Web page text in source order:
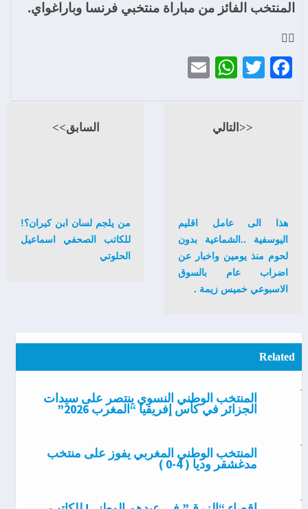
المنتخب الفائز من مباراة منتخبي فرنسا وباراغواي.
Facebook
Twitter
WhatsApp
السابق>>
من يلجم لسان ابن كيران؟!
للكاتب الصحفي اسماعيل
الحلوتي
<<التالي
هذا الى عامل اقليم
اليوسفية ..الشماعية بدون
لحوم منذ يومين واخبار عن
اضراب عام بالسوق
الاسبوعي خميس زيمة .
Related
المنتخب الوطني النسوي ينتصر على سيدات
الجزائر في كأس إفريقيا “المغرب 2026”
المنتخب الوطني المغربي يفوز على منتخب
مدغشقر وديا ( 4-0 )